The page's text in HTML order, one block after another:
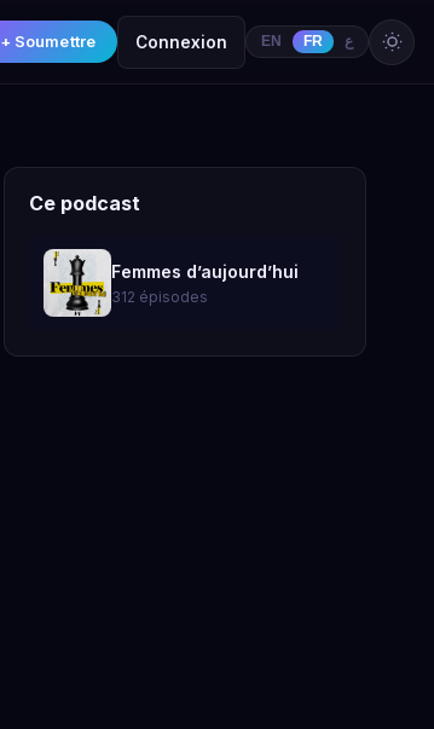
+ Soumettre Connexion EN FR ع
Ce podcast
Femmes d’aujourd’hui
312 épisodes